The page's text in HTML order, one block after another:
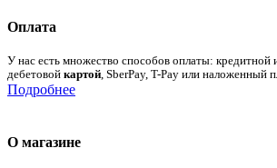
Оплата
У нас есть множество способов оплаты: кредитной
дебетовой картой, SberPay, T-Pay или наложенный
Подробнее
О магазине